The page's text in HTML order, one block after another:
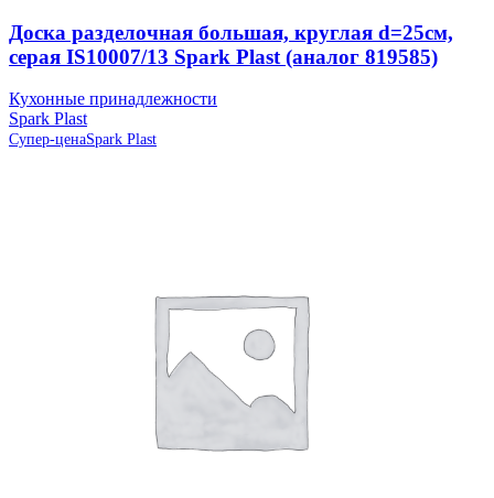
Доска разделочная большая, круглая d=25см,
серая IS10007/13 Spark Plast (аналог 819585)
Кухонные принадлежности
Spark Plast
Супер-ценаSpark Plast